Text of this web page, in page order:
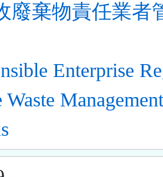
廢棄物責任業者
Enterprise
Management